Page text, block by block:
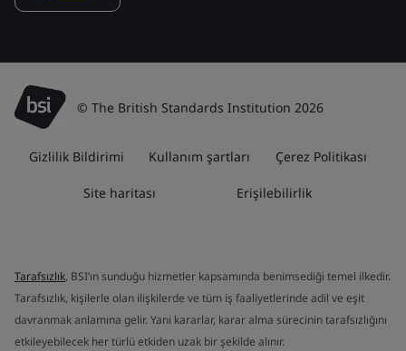
© The British Standards Institution 2026
Gizlilik Bildirimi Kullanım şartları Çerez Politikası
Site haritası Erişilebilirlik
Tarafsızlık, BSI’ın sunduğu hizmetler kapsamında benimsediği temel ilkedir.
Tarafsızlık, kişilerle olan ilişkilerde ve tüm iş faaliyetlerinde adil ve eşit
davranmak anlamına gelir. Yani kararlar, karar alma sürecinin tarafsızlığını
etkileyebilecek her türlü etkiden uzak bir şekilde alınır.